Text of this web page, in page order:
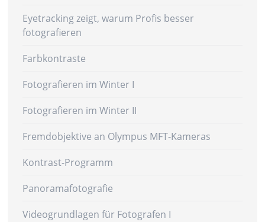
Eyetracking zeigt, warum Profis besser
fotografieren
Farbkontraste
Fotografieren im Winter I
Fotografieren im Winter II
Fremdobjektive an Olympus MFT-Kameras
Kontrast-Programm
Panoramafotografie
Videogrundlagen für Fotografen I